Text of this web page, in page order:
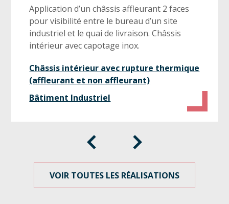
Application d’un châssis affleurant 2 faces
pour visibilité entre le bureau d’un site
industriel et le quai de livraison. Châssis
intérieur avec capotage inox.
Châssis intérieur avec rupture thermique
(affleurant et non affleurant)
Bâtiment Industriel
VOIR TOUTES LES RÉALISATIONS